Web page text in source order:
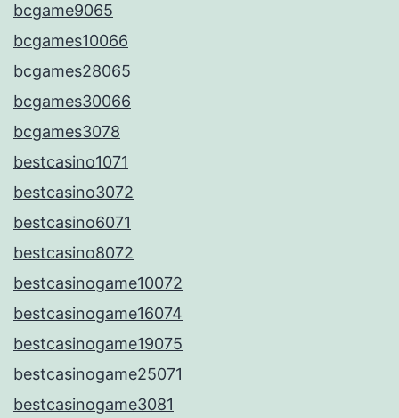
bcgame9065
bcgames10066
bcgames28065
bcgames30066
bcgames3078
bestcasino1071
bestcasino3072
bestcasino6071
bestcasino8072
bestcasinogame10072
bestcasinogame16074
bestcasinogame19075
bestcasinogame25071
bestcasinogame3081